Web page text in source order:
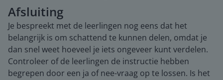
Afsluiting
Je bespreekt met de leerlingen nog eens dat het
belangrijk is om schattend te kunnen delen, omdat je
dan snel weet hoeveel je iets ongeveer kunt verdelen.
Controleer of de leerlingen de instructie hebben
begrepen door een ja of nee-vraag op te lossen. Is het